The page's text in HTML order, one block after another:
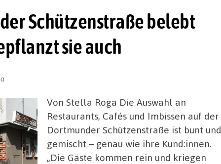
Schützenstraße belebt
sie auch
Von Stella Roga Die Auswahl an
Restaurants, Cafés und Imbissen auf der
Dortmunder Schützenstraße ist bunt und
gemischt – genau wie ihre Kund:innen.
„Die Gäste kommen rein und kriegen